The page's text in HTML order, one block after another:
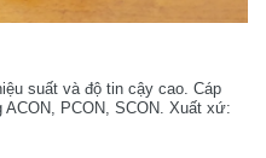
suất và độ tin cậy cao. Cáp
PCON, SCON. Xuất xứ: